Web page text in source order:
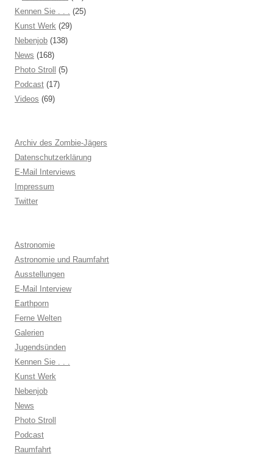
Kennen Sie . . . (25)
Kunst Werk (29)
Nebenjob (138)
News (168)
Photo Stroll
(5)
Podcast (17)
Videos (69)
Archiv des Zombie-Jägers
Datenschutzerklärung
E-Mail Interviews
Impressum
Twitter
Astronomie
Astronomie und Raumfahrt
Ausstellungen
E-Mail Interview
Earthporn
Ferne Welten
Galerien
Jugendsünden
Kennen Sie . . .
Kunst Werk
Nebenjob
News
Photo Stroll
Podcast
Raumfahrt